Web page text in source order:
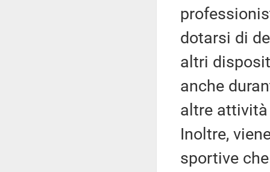
dotarsi di
altri
anche
altre
Inoltre,
sportive